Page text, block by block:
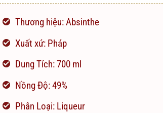
Thương hiệu: Absinthe
Xuất xứ: Pháp
Dung Tích: 700 ml
Nồng Độ: 49%
Phân Loại: Liqueur